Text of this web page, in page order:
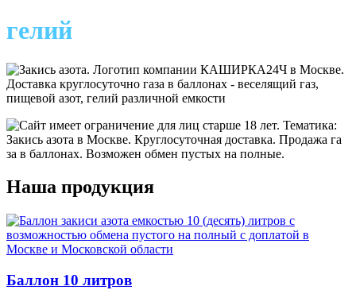
гелий
Наша продукция
Баллон 10 литров